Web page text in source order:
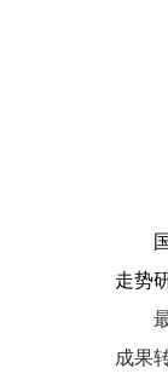
走势
成果